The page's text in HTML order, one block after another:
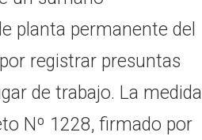
planta permanente del
registrar presuntas
de trabajo. La medida
Nº 1228, firmado por